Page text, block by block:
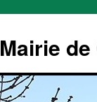
Mairie